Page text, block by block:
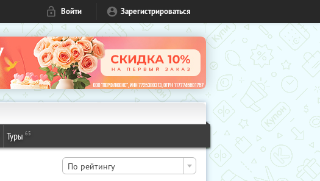
Войти Зарегистрироваться
Туры 65
По рейтингу